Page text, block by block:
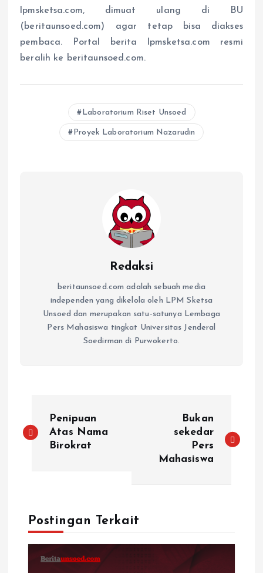
lpmsketsa.com, dimuat ulang di BU
(beritaunsoed.com) agar tetap bisa diakses
pembaca. Portal berita lpmsketsa.com resmi
beralih ke beritaunsoed.com.
Laboratorium Riset Unsoed
Proyek Laboratorium Nazarudin
Redaksi
beritaunsoed.com adalah sebuah media
independen yang dikelola oleh LPM Sketsa
Unsoed dan merupakan satu-satunya Lembaga
Pers Mahasiswa tingkat Universitas Jenderal
Soedirman di Purwokerto.
Penipuan
Atas Nama
Birokrat
Bukan
sekedar
Pers
Mahasiswa
Postingan Terkait